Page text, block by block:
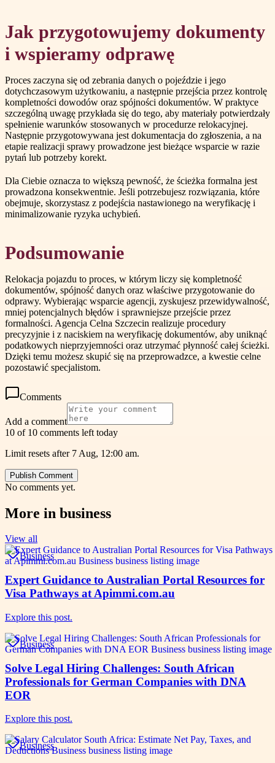
Jak przygotowujemy dokumenty
i wspieramy odprawę
Proces zaczyna się od zebrania danych o pojeździe i jego
dotychczasowym użytkowaniu, a następnie przejścia przez kontrolę
kompletności dowodów oraz spójności dokumentów. W praktyce
szczególną uwagę przykłada się do tego, aby materiały potwierdzały
spełnienie warunków stosowanych w procedurze relokacyjnej.
Następnie przygotowywana jest dokumentacja do zgłoszenia, a na
etapie realizacji sprawy prowadzone jest bieżące wsparcie w razie
pytań lub potrzeby korekt.
Dla Ciebie oznacza to większą pewność, że ścieżka formalna jest
prowadzona konsekwentnie. Jeśli potrzebujesz rozwiązania, które
obejmuje, skorzystasz z podejścia nastawionego na weryfikację i
minimalizowanie ryzyka uchybień.
Podsumowanie
Relokacja pojazdu to proces, w którym liczy się kompletność
dokumentów, spójność danych oraz właściwe przygotowanie do
odprawy. Wybierając wsparcie agencji, zyskujesz przewidywalność,
mniej potencjalnych błędów i sprawniejsze przejście przez
formalności. Agencja Celna Szczecin realizuje procedury
precyzyjnie i z naciskiem na weryfikację dokumentów, aby uniknąć
podatkowych nieprzyjemności oraz utrzymać płynność całej ścieżki.
Dzięki temu możesz skupić się na przeprowadzce, a kwestie celne
pozostawić specjalistom.
Comments
Add a comment
10 of 10 comments left today
Limit resets after 7 Aug, 12:00 am.
Publish Comment
No comments yet.
More in business
View all
Business
Expert Guidance to Australian Portal Resources for
Visa Pathways at Apimmi.com.au
Explore this post.
Business
Solve Legal Hiring Challenges: South African
Professionals for German Companies with DNA
EOR
Explore this post.
Business